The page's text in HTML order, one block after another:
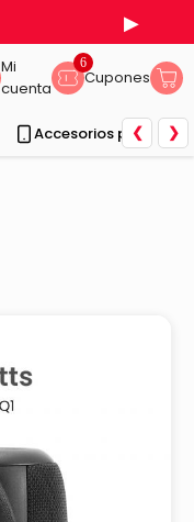
▶
Mi
cuenta
Cupones
6
Accesorios para
❮ ❯